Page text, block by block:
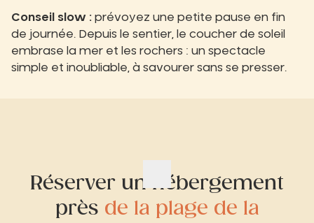
Conseil slow : prévoyez une petite pause en fin
de journée. Depuis le sentier, le coucher de soleil
embrase la mer et les rochers : un spectacle
simple et inoubliable, à savourer sans se presser.
Réserver un hébergement
près de la plage de la